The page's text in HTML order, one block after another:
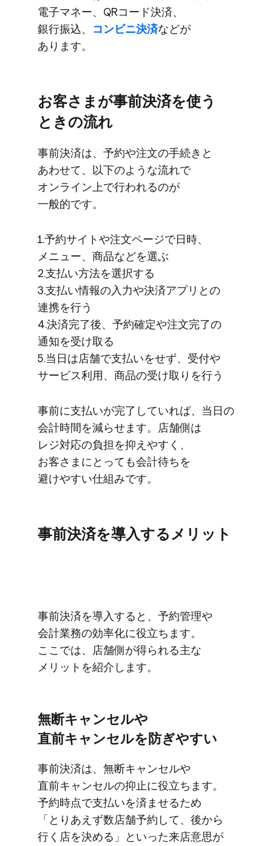
電子マネー、​QRコード決済、​
銀行振込、 ​コンビニ決済などが​
あります。
お客さまが​事前決済を​使う​
ときの​流れ
事前決済は、​予約や​注文の​手続きと​
あわせて、​以下のような​流れで​
オンライン上で​行われるのが​
一般的です。
1.予約サイトや​注文ページで​日時、​
メニュー、​商品などを​選ぶ
2.支払い方​法を​選択する
3.支払い​情報の​入力や​決済アプリとの​
連携を​行う
4.決済完了後、​予約確定や​注文完了の​
通知を​受け取る
5.当日は​店舗で​支払いを​せず、​受付や​
サービス利用、​商品の​受け取りを​行う
事前に​支払いが​完了していれば、​当日の​
会計時間を​減らせます。​店舗側は​
レジ対応の​負担を​抑えやすく、​
お客さまに​とっても​会計待ちを​
避けやすい​仕組みです。
事前決済を​導入する​メリット
事前決済を​導入すると、​予約管理や​
会計業務の​効率化に​役立ちます。​
ここでは、​店舗側が​得られる​主な​
メリットを​紹介します。
無断キャンセルや​
直前キャンセルを​防ぎやすい
事前決済は、​無断キャンセルや​
直前キャンセルの​抑止に​役立ちます。​
予約時点で​支払いを​済ませる​ため​
「とりあえず数店舗予約して、​後から​
行く​店を​決める」と​いった​来店意思が​